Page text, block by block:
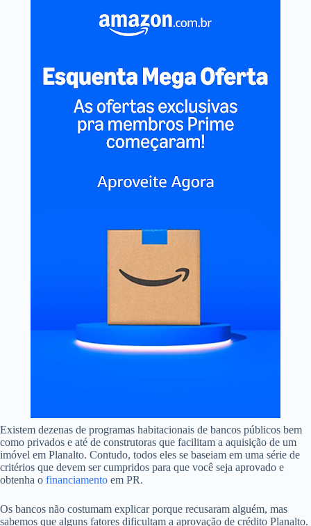
Existem dezenas de programas habitacionais de bancos públicos bem
como privados e até de construtoras que facilitam a aquisição de um
imóvel em Planalto. Contudo, todos eles se baseiam em uma série de
critérios que devem ser cumpridos para que você seja aprovado e
obtenha o financiamento em PR.
Os bancos não costumam explicar porque recusaram alguém, mas
sabemos que alguns fatores dificultam a aprovação de crédito Planalto.